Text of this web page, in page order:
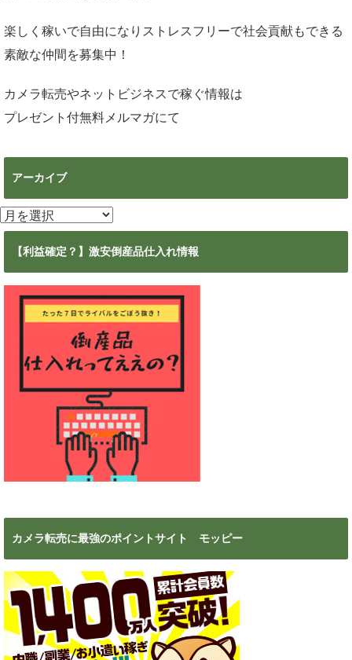
楽しく稼いで自由になりストレスフリーで社会貢献もできる
素敵な仲間を募集中！
カメラ転売やネットビジネスで稼ぐ情報は
プレゼント付無料メルマガにて
アーカイブ
ア
ー
【利益確定？】激安倒産品仕入れ情報
カメラ転売に最強のポイントサイト モッピー